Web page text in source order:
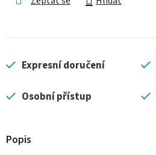
Expresní doručení
Osobní přístup
Popis